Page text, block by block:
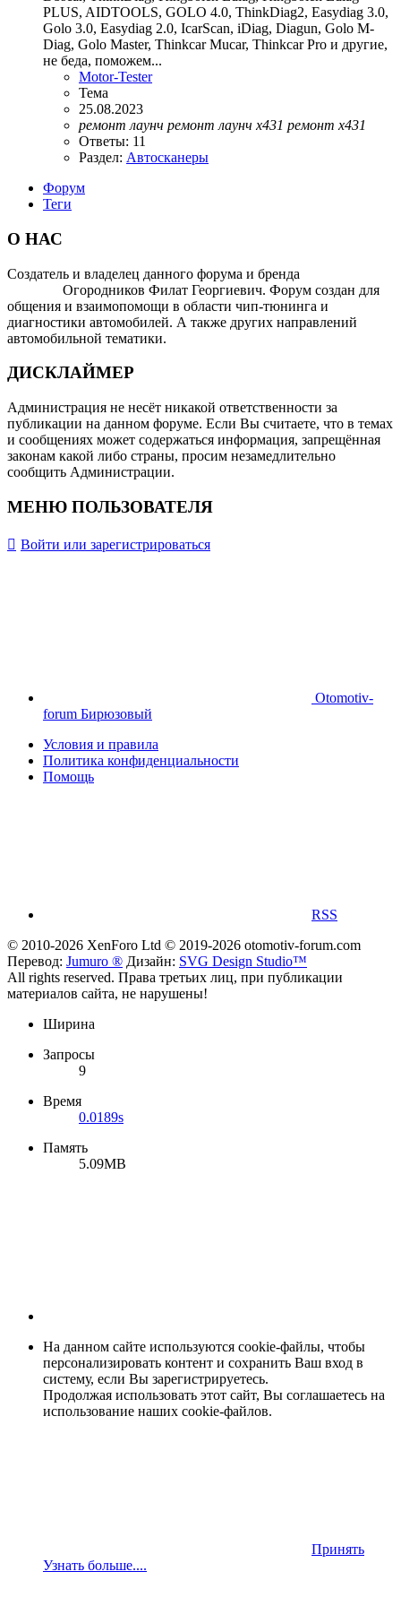
PLUS, AIDTOOLS, GOLO 4.0, ThinkDiag2, Easydiag 3.0,
Golo 3.0, Easydiag 2.0, IcarScan, iDiag, Diagun, Golo M-
Diag, Golo Master, Thinkcar Mucar, Thinkcar Pro и другие,
не беда, поможем...
Motor-Tester
Тема
25.08.2023
ремонт лаунч ремонт лаунч х431 ремонт х431
Ответы: 11
Раздел: Автосканеры
Форум
Теги
О НАС
Создатель и владелец данного форума и бренда
Огородников Филат Георгиевич. Форум создан для
общения и взаимопомощи в области чип-тюнинга и
диагностики автомобилей. А также других направлений
автомобильной тематики.
ДИСКЛАЙМЕР
Администрация не несёт никакой ответственности за
публикации на данном форуме. Если Вы считаете, что в темах
и сообщениях может содержаться информация, запрещённая
законам какой либо страны, просим незамедлительно
сообщить Администрации.
МЕНЮ ПОЛЬЗОВАТЕЛЯ
Войти или зарегистрироваться
Otomotiv-
forum Бирюзовый
Условия и правила
Политика конфиденциальности
Помощь
RSS
© 2010-2026 XenForo Ltd © 2019-2026 otomotiv-forum.com
Перевод: Jumuro ® Дизайн: SVG Design Studio™
All rights reserved. Права третьих лиц, при публикации
материалов сайта, не нарушены!
Ширина
Запросы
9
Время
0.0189s
Память
5.09MB
На данном сайте используются cookie-файлы, чтобы
персонализировать контент и сохранить Ваш вход в
систему, если Вы зарегистрируетесь.
Продолжая использовать этот сайт, Вы соглашаетесь на
использование наших cookie-файлов.
Принять
Узнать больше....